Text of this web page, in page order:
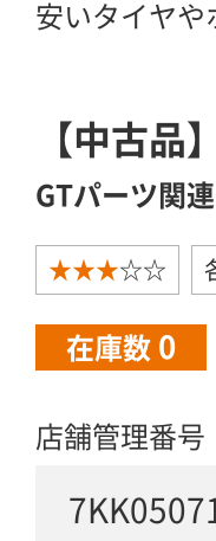
安いタイヤや
【中古
GTパーツ関連
★★★☆☆
在庫数 0
店舗管理番号